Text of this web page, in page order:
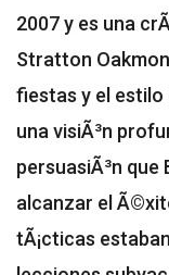
2007 y es una
Stratton
fiestas y el estilo
una visiÃ³n
persuasiÃ³n
alcanzar el
tÃ¡cticas